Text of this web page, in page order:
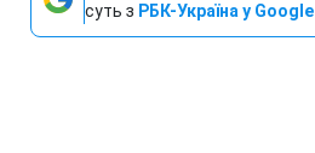
суть з РБК-Україна у Google